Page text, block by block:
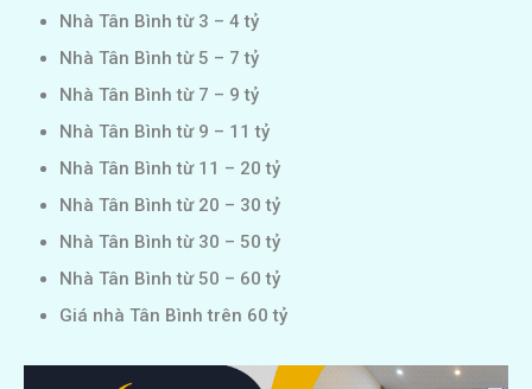
Nhà Tân Bình từ 3 – 4 tỷ
Nhà Tân Bình từ 5 – 7 tỷ
Nhà Tân Bình từ 7 – 9 tỷ
Nhà Tân Bình từ 9 – 11 tỷ
Nhà Tân Bình từ 11 – 20 tỷ
Nhà Tân Bình từ 20 – 30 tỷ
Nhà Tân Bình từ 30 – 50 tỷ
Nhà Tân Bình từ 50 – 60 tỷ
Giá nhà Tân Bình trên 60 tỷ